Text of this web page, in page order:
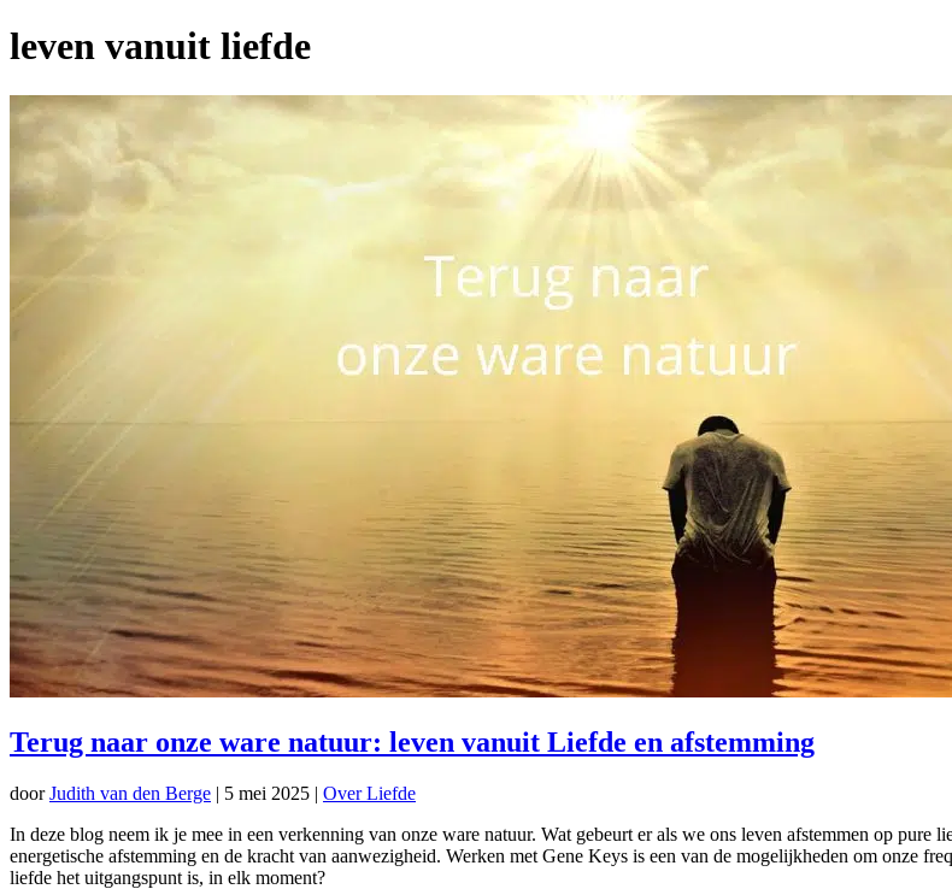
leven vanuit liefde
Terug naar onze ware natuur: leven vanuit Liefde en afstemming
doorJudith van den Berge | 5 mei 2025 | Over Liefde
In deze blog neem ik je mee in een verkenning van onze ware natuur. Wat gebeurt er als we ons leven afstemmen op
energetische afstemming en de kracht van aanwezigheid. Werken met Gene Keys is een van de mogelijkheden om onze
liefde het uitgangspunt is, in elk moment?